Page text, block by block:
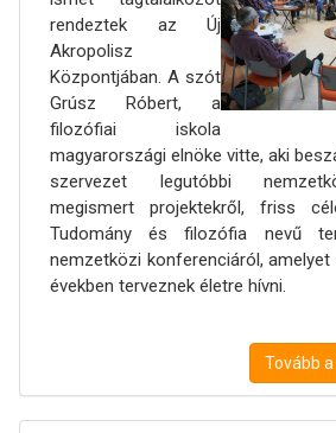
rendeztek az Új
Akropolisz
Központjában. A szót
Grúsz Róbert, a
filozófiai iskola
magyarországi elnöke vitte, aki
szervezet legutóbbi
megismert projektekről, friss
Tudomány és filozófia nevű
nemzetközi konferenciáról, amelyet
években terveznek életre hívni.
Tovább